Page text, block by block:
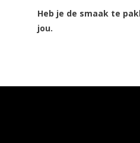
Heb je de smaak te
jou.